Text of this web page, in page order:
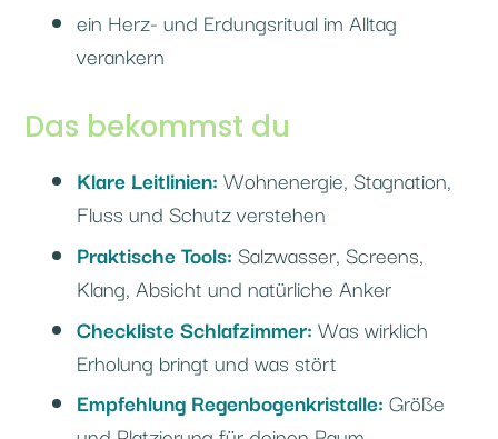
ein Herz- und Erdungsritual im Alltag
verankern
Das bekommst du
Klare Leitlinien: Wohnenergie, Stagnation,
Fluss und Schutz verstehen
Praktische Tools: Salzwasser, Screens,
Klang, Absicht und natürliche Anker
Checkliste Schlafzimmer: Was wirklich
Erholung bringt und was stört
Empfehlung Regenbogenkristalle: Größe